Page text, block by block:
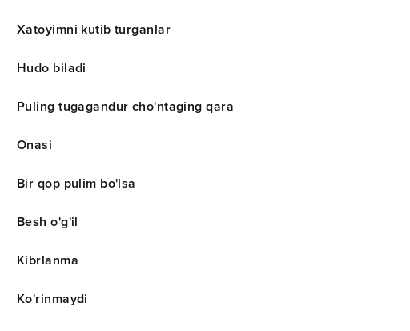
Xatoyimni kutib turganlar
Hudo biladi
Puling tugagandur cho'ntaging qara
Onasi
Bir qop pulim bo'lsa
Besh o'g'il
Kibrlanma
Ko'rinmaydi